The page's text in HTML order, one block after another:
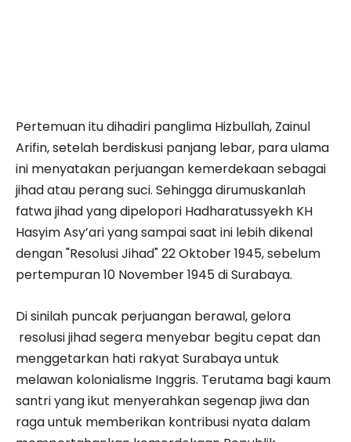
Pertemuan itu dihadiri panglima Hizbullah, Zainul
Arifin, setelah berdiskusi panjang lebar, para ulama
ini menyatakan perjuangan kemerdekaan sebagai
jihad atau perang suci. Sehingga dirumuskanlah
fatwa jihad yang dipelopori Hadharatussyekh KH
Hasyim Asy’ari yang sampai saat ini lebih dikenal
dengan "Resolusi Jihad" 22 Oktober 1945, sebelum
pertempuran 10 November 1945 di Surabaya.
Di sinilah puncak perjuangan berawal, gelora
resolusi jihad segera menyebar begitu cepat dan
menggetarkan hati rakyat Surabaya untuk
melawan kolonialisme Inggris. Terutama bagi kaum
santri yang ikut menyerahkan segenap jiwa dan
raga untuk memberikan kontribusi nyata dalam